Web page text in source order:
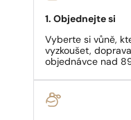
1. Objednejte si
Vyberte si vůně,
vyzkoušet,
objednávce nad